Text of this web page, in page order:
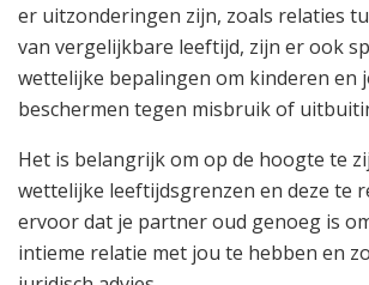
er uitzonderingen zijn, zoals relaties
van vergelijkbare leeftijd, zijn er ook
wettelijke bepalingen om kinderen en
beschermen tegen misbruik of
Het is belangrijk om op de hoogte te
wettelijke leeftijdsgrenzen en deze te
ervoor dat je partner oud genoeg is
intieme relatie met jou te hebben en